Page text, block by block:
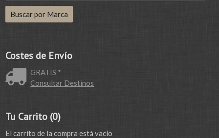
Costes de Envío
GRATIS *
Consultar Destinos
Tu Carrito (0)
El carrito de la compra está vacío